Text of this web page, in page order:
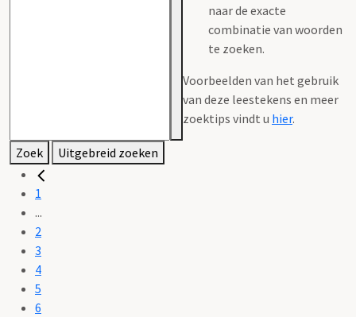
naar de exacte
combinatie van woorden
te zoeken.
Voorbeelden van het gebruik
van deze leestekens en meer
zoektips vindt u hier.
Zoek Uitgebreid zoeken
1
...
2
3
4
5
6